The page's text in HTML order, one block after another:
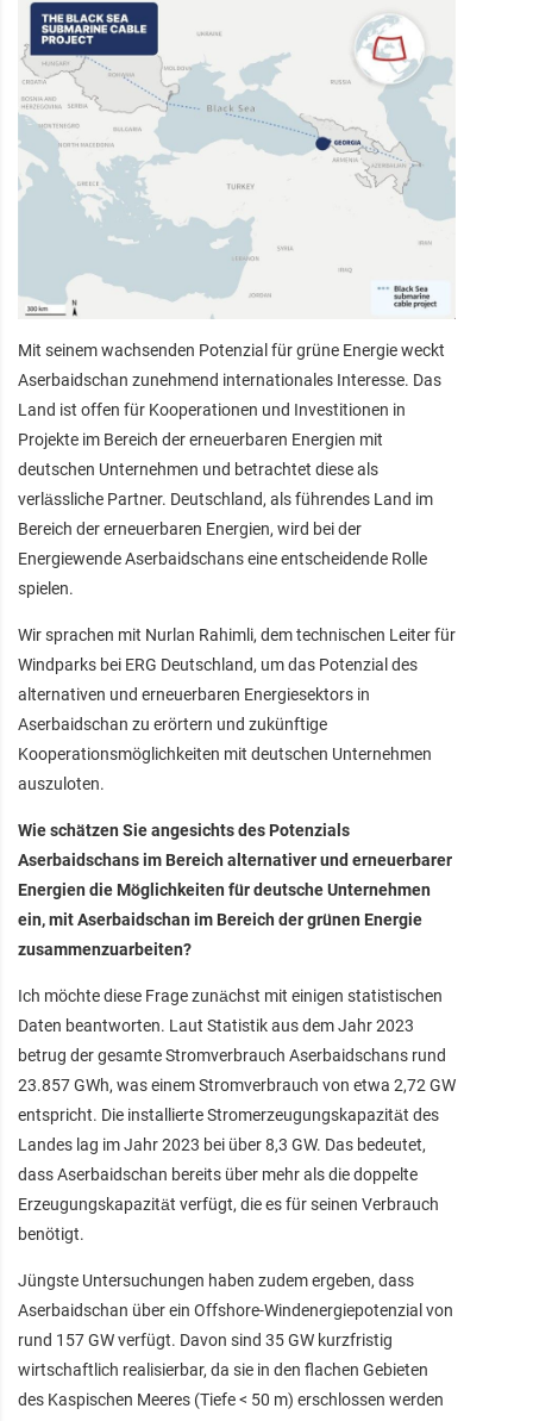
Mit seinem wachsenden Potenzial für grüne Energie weckt
Aserbaidschan zunehmend internationales Interesse. Das
Land ist offen für Kooperationen und Investitionen in
Projekte im Bereich der erneuerbaren Energien mit
deutschen Unternehmen und betrachtet diese als
verlässliche Partner. Deutschland, als führendes Land im
Bereich der erneuerbaren Energien, wird bei der
Energiewende Aserbaidschans eine entscheidende Rolle
spielen.
Wir sprachen mit Nurlan Rahimli, dem technischen Leiter für
Windparks bei ERG Deutschland, um das Potenzial des
alternativen und erneuerbaren Energiesektors in
Aserbaidschan zu erörtern und zukünftige
Kooperationsmöglichkeiten mit deutschen Unternehmen
auszuloten.
Wie schätzen Sie angesichts des Potenzials
Aserbaidschans im Bereich alternativer und erneuerbarer
Energien die Möglichkeiten für deutsche Unternehmen
ein, mit Aserbaidschan im Bereich der grünen Energie
zusammenzuarbeiten?
Ich möchte diese Frage zunächst mit einigen statistischen
Daten beantworten. Laut Statistik aus dem Jahr 2023
betrug der gesamte Stromverbrauch Aserbaidschans rund
23.857 GWh, was einem Stromverbrauch von etwa 2,72 GW
entspricht. Die installierte Stromerzeugungskapazität des
Landes lag im Jahr 2023 bei über 8,3 GW. Das bedeutet,
dass Aserbaidschan bereits über mehr als die doppelte
Erzeugungskapazität verfügt, die es für seinen Verbrauch
benötigt.
Jüngste Untersuchungen haben zudem ergeben, dass
Aserbaidschan über ein Offshore-Windenergiepotenzial von
rund 157 GW verfügt. Davon sind 35 GW kurzfristig
wirtschaftlich realisierbar, da sie in den flachen Gebieten
des Kaspischen Meeres (Tiefe < 50 m) erschlossen werden